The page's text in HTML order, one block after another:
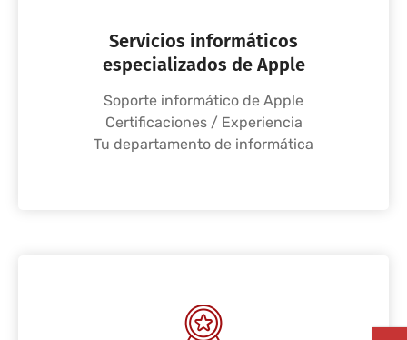
Servicios informáticos
especializados de Apple
Soporte informático de Apple
Certificaciones / Experiencia
Tu departamento de informática